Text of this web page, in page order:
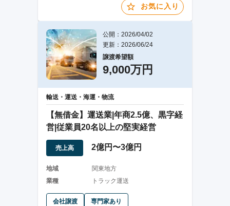
お気に入り
公開：2026/04/02
更新：2026/06/24
譲渡希望額
9,000万円
輸送・運送・海運・物流
【無借金】運送業|年商2.5億、黒字経
営|従業員20名以上の堅実経営
売上高 2億円〜3億円
地域
関東地方
業種
トラック運送
会社譲渡 専門家あり